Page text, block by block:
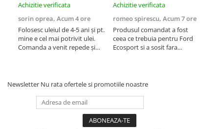
Achizitie verificata
sorin oprea, Acum 4 ore
Folosesc uleiul de 4-5 ani și pt.
mine e cel mai potrivit ulei.
Comanda a venit repede și
mai bune la momentul
achiziției. Singură întrebare pt.
mine es...
Achizitie verificata
romeo spirescu, Acum 7 ore
Produsul comandat a fost
ceea ce trebuia pentru Ford
Ecosport si a sosit fara
Newsletter Nu rata ofertele si promotiile noastre